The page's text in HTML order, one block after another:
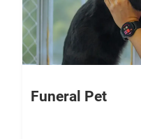
Funeral Pet